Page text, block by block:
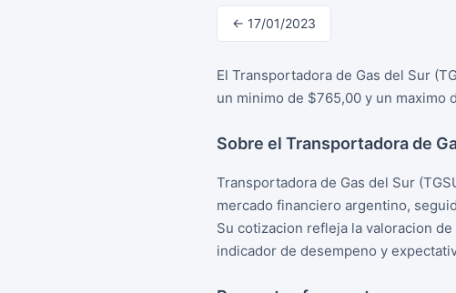
← 17/01/2023
El Transportadora de Gas del Sur
un minimo de $765,00 y un maximo
Sobre el Transportadora de
Transportadora de Gas del Sur
mercado financiero argentino,
Su cotizacion refleja la valoracion
indicador de desempeno y